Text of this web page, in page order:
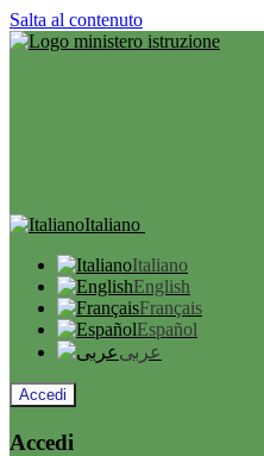
Salta al contenuto
Italiano
Italiano
English
Français
Español
عربى
Accedi
Accedi